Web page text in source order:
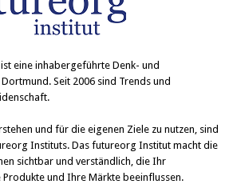
ist eine inhabergeführte Denk- und
Seit 2006 sind Trends und
und für die eigenen Ziele zu nutzen, sind
Instituts. Das futureorg Institut macht die
sichtbar und verständlich, die Ihr
und Ihre Märkte beeinflussen.